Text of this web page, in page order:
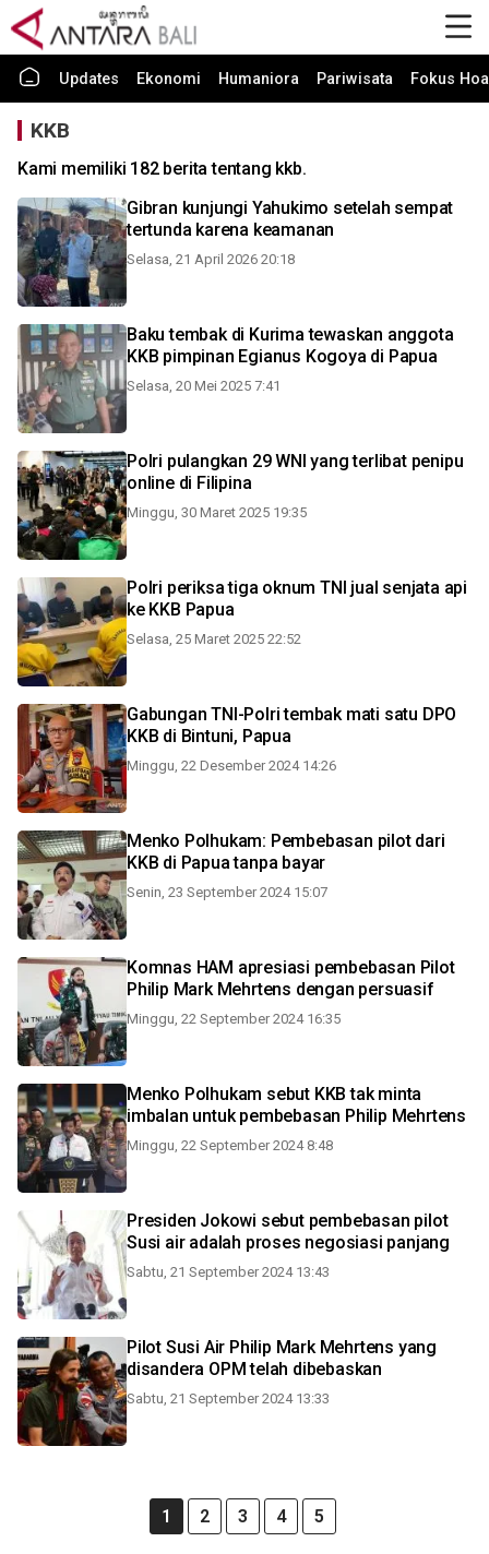
Updates Ekonomi Humaniora Pariwisata Fokus
KKB
Kami memiliki 182 berita tentang kkb.
Gibran kunjungi Yahukimo setelah sempat
tertunda karena keamanan
Selasa, 21 April 2026 20:18
Baku tembak di Kurima tewaskan anggota
KKB pimpinan Egianus Kogoya di Papua
Selasa, 20 Mei 2025 7:41
Polri pulangkan 29 WNI yang terlibat penipu
online di Filipina
Minggu, 30 Maret 2025 19:35
Polri periksa tiga oknum TNI jual senjata api
ke KKB Papua
Selasa, 25 Maret 2025 22:52
Gabungan TNI-Polri tembak mati satu DPO
KKB di Bintuni, Papua
Minggu, 22 Desember 2024 14:26
Menko Polhukam: Pembebasan pilot dari
KKB di Papua tanpa bayar
Senin, 23 September 2024 15:07
Komnas HAM apresiasi pembebasan Pilot
Philip Mark Mehrtens dengan persuasif
Minggu, 22 September 2024 16:35
Menko Polhukam sebut KKB tak minta
imbalan untuk pembebasan Philip Mehrtens
Minggu, 22 September 2024 8:48
Presiden Jokowi sebut pembebasan pilot
Susi air adalah proses negosiasi panjang
Sabtu, 21 September 2024 13:43
Pilot Susi Air Philip Mark Mehrtens yang
disandera OPM telah dibebaskan
Sabtu, 21 September 2024 13:33
1 2 3 4 5